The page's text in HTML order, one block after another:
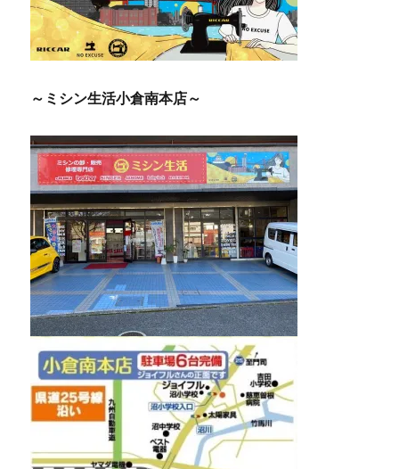
～ミシン生活小倉南本店～